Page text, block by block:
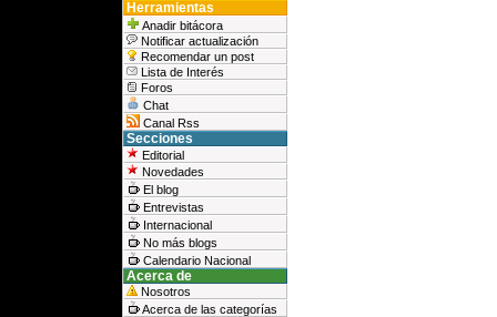
Herramientas
Anadir bitácora
Notificar actualización
Recomendar un post
Lista de Interés
Foros
Chat
Canal Rss
Secciones
Editorial
Novedades
El blog
Entrevistas
Internacional
No más blogs
Calendario Nacional
Acerca de
Nosotros
Acerca de las categorías